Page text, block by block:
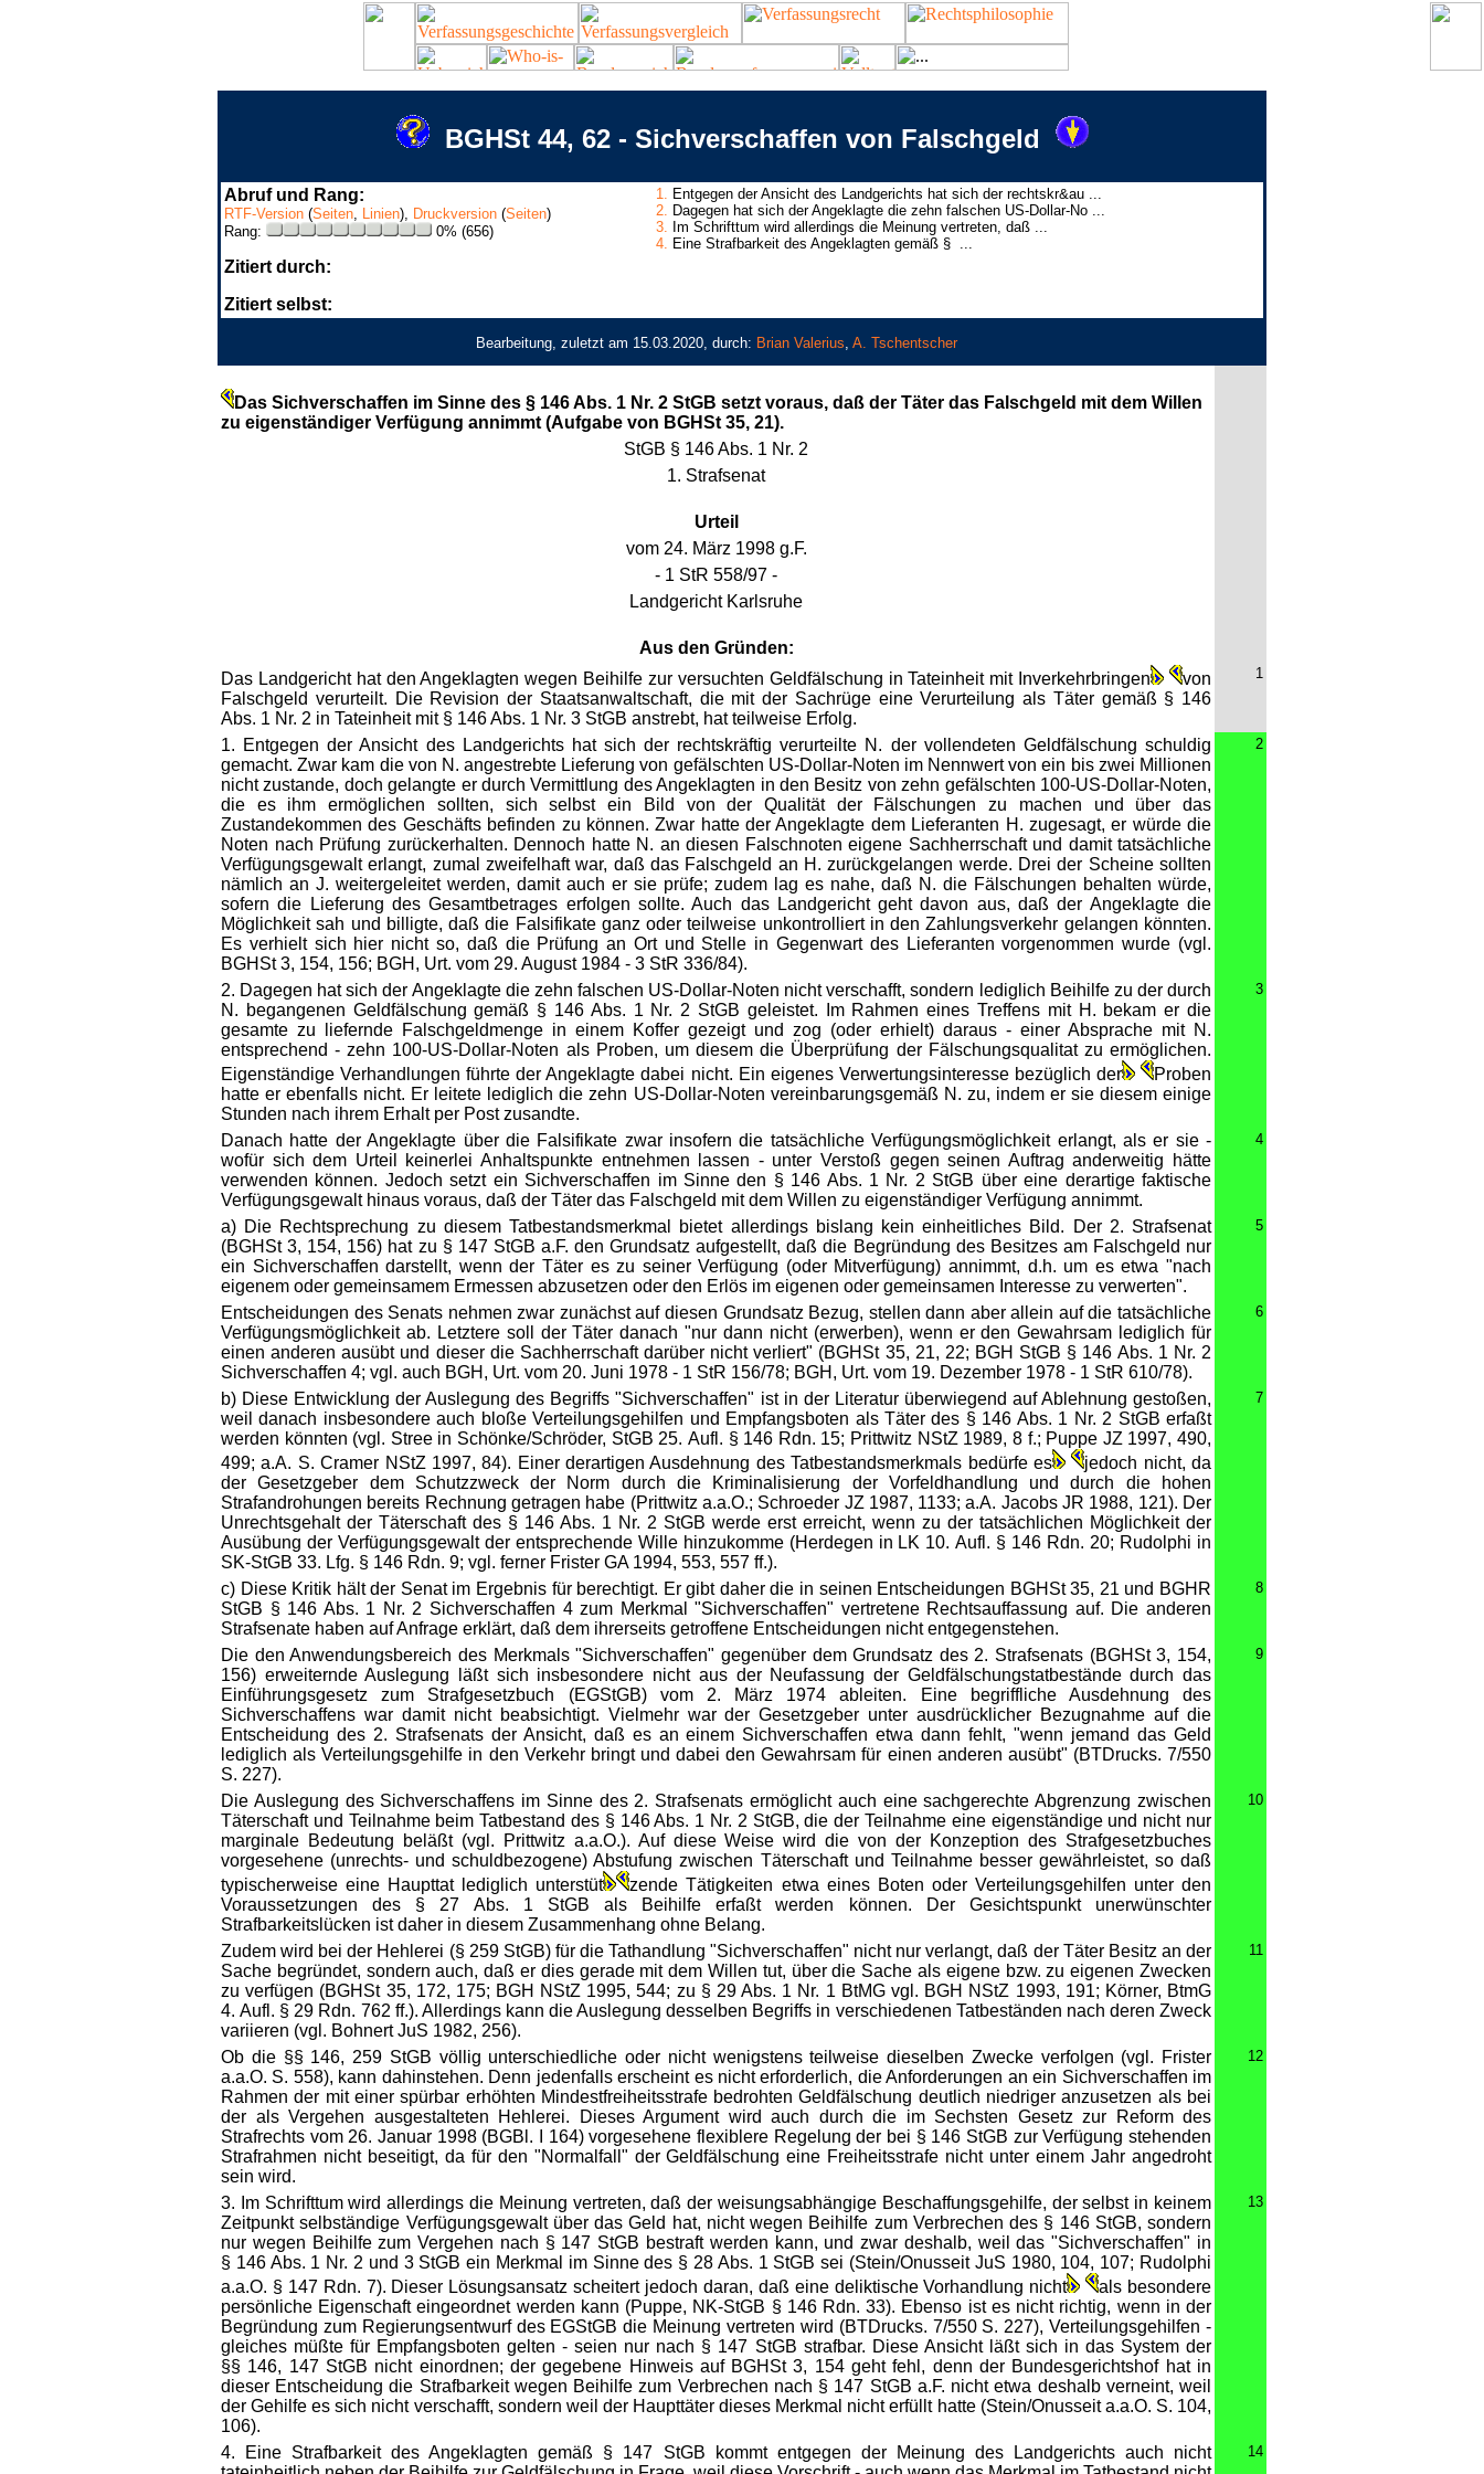
BGHSt 44, 62 - Sichverschaffen von Falschgeld
Abruf und Rang:
RTF-Version (Seiten, Linien), Druckversion (Seiten)
Rang:
0% (656)
Zitiert durch:
Zitiert selbst:
1. Entgegen der Ansicht des Landgerichts hat sich der rechtskr&au ...
2. Dagegen hat sich der Angeklagte die zehn falschen US-Dollar-No ...
3. Im Schrifttum wird allerdings die Meinung vertreten, daß ...
4. Eine Strafbarkeit des Angeklagten gemäß § ...
Bearbeitung, zuletzt am 15.03.2020, durch: Brian Valerius, A. Tschentscher
Das Sichverschaffen im Sinne des § 146 Abs. 1 Nr. 2 StGB setzt voraus, daß der Täter das Falschgeld mit dem Willen
zu eigenständiger Verfügung annimmt (Aufgabe von BGHSt 35, 21).
StGB § 146 Abs. 1 Nr. 2
1. Strafsenat
Urteil
vom 24. März 1998 g.F.
- 1 StR 558/97 -
Landgericht Karlsruhe
Aus den Gründen:
Das Landgericht hat den Angeklagten wegen Beihilfe zur versuchten Geldfälschung in Tateinheit mit Inverkehrbringen
von
Falschgeld verurteilt. Die Revision der Staatsanwaltschaft, die mit der Sachrüge eine Verurteilung als Täter gemäß § 146
Abs. 1 Nr. 2 in Tateinheit mit § 146 Abs. 1 Nr. 3 StGB anstrebt, hat teilweise Erfolg.
1
1. Entgegen der Ansicht des Landgerichts hat sich der rechtskräftig verurteilte N. der vollendeten Geldfälschung schuldig
gemacht. Zwar kam die von N. angestrebte Lieferung von gefälschten US-Dollar-Noten im Nennwert von ein bis zwei Millionen
nicht zustande, doch gelangte er durch Vermittlung des Angeklagten in den Besitz von zehn gefälschten 100-US-Dollar-Noten,
die es ihm ermöglichen sollten, sich selbst ein Bild von der Qualität der Fälschungen zu machen und über das
Zustandekommen des Geschäfts befinden zu können. Zwar hatte der Angeklagte dem Lieferanten H. zugesagt, er würde die
Noten nach Prüfung zurückerhalten. Dennoch hatte N. an diesen Falschnoten eigene Sachherrschaft und damit tatsächliche
Verfügungsgewalt erlangt, zumal zweifelhaft war, daß das Falschgeld an H. zurückgelangen werde. Drei der Scheine sollten
nämlich an J. weitergeleitet werden, damit auch er sie prüfe; zudem lag es nahe, daß N. die Fälschungen behalten würde,
sofern die Lieferung des Gesamtbetrages erfolgen sollte. Auch das Landgericht geht davon aus, daß der Angeklagte die
Möglichkeit sah und billigte, daß die Falsifikate ganz oder teilweise unkontrolliert in den Zahlungsverkehr gelangen könnten.
Es verhielt sich hier nicht so, daß die Prüfung an Ort und Stelle in Gegenwart des Lieferanten vorgenommen wurde (vgl.
BGHSt 3, 154, 156; BGH, Urt. vom 29. August 1984 - 3 StR 336/84).
2
2. Dagegen hat sich der Angeklagte die zehn falschen US-Dollar-Noten nicht verschafft, sondern lediglich Beihilfe zu der durch
N. begangenen Geldfälschung gemäß § 146 Abs. 1 Nr. 2 StGB geleistet. Im Rahmen eines Treffens mit H. bekam er die
gesamte zu liefernde Falschgeldmenge in einem Koffer gezeigt und zog (oder erhielt) daraus - einer Absprache mit N.
entsprechend - zehn 100-US-Dollar-Noten als Proben, um diesem die Überprüfung der Fälschungsqualitat zu ermöglichen.
Eigenständige Verhandlungen führte der Angeklagte dabei nicht. Ein eigenes Verwertungsinteresse bezüglich der
Proben
hatte er ebenfalls nicht. Er leitete lediglich die zehn US-Dollar-Noten vereinbarungsgemäß N. zu, indem er sie diesem einige
Stunden nach ihrem Erhalt per Post zusandte.
3
Danach hatte der Angeklagte über die Falsifikate zwar insofern die tatsächliche Verfügungsmöglichkeit erlangt, als er sie -
wofür sich dem Urteil keinerlei Anhaltspunkte entnehmen lassen - unter Verstoß gegen seinen Auftrag anderweitig hätte
verwenden können. Jedoch setzt ein Sichverschaffen im Sinne den § 146 Abs. 1 Nr. 2 StGB über eine derartige faktische
Verfügungsgewalt hinaus voraus, daß der Täter das Falschgeld mit dem Willen zu eigenständiger Verfügung annimmt.
4
a) Die Rechtsprechung zu diesem Tatbestandsmerkmal bietet allerdings bislang kein einheitliches Bild. Der 2. Strafsenat
(BGHSt 3, 154, 156) hat zu § 147 StGB a.F. den Grundsatz aufgestellt, daß die Begründung des Besitzes am Falschgeld nur
ein Sichverschaffen darstellt, wenn der Täter es zu seiner Verfügung (oder Mitverfügung) annimmt, d.h. um es etwa "nach
eigenem oder gemeinsamem Ermessen abzusetzen oder den Erlös im eigenen oder gemeinsamen Interesse zu verwerten".
5
Entscheidungen des Senats nehmen zwar zunächst auf diesen Grundsatz Bezug, stellen dann aber allein auf die tatsächliche
Verfügungsmöglichkeit ab. Letztere soll der Täter danach "nur dann nicht (erwerben), wenn er den Gewahrsam lediglich für
einen anderen ausübt und dieser die Sachherrschaft darüber nicht verliert" (BGHSt 35, 21, 22; BGH StGB § 146 Abs. 1 Nr. 2
Sichverschaffen 4; vgl. auch BGH, Urt. vom 20. Juni 1978 - 1 StR 156/78; BGH, Urt. vom 19. Dezember 1978 - 1 StR 610/78).
6
b) Diese Entwicklung der Auslegung des Begriffs "Sichverschaffen" ist in der Literatur überwiegend auf Ablehnung gestoßen,
weil danach insbesondere auch bloße Verteilungsgehilfen und Empfangsboten als Täter des § 146 Abs. 1 Nr. 2 StGB erfaßt
werden könnten (vgl. Stree in Schönke/Schröder, StGB 25. Aufl. § 146 Rdn. 15; Prittwitz NStZ 1989, 8 f.; Puppe JZ 1997, 490,
499; a.A. S. Cramer NStZ 1997, 84). Einer derartigen Ausdehnung des Tatbestandsmerkmals bedürfe es
jedoch nicht, da
der Gesetzgeber dem Schutzzweck der Norm durch die Kriminalisierung der Vorfeldhandlung und durch die hohen
Strafandrohungen bereits Rechnung getragen habe (Prittwitz a.a.O.; Schroeder JZ 1987, 1133; a.A. Jacobs JR 1988, 121). Der
Unrechtsgehalt der Täterschaft des § 146 Abs. 1 Nr. 2 StGB werde erst erreicht, wenn zu der tatsächlichen Möglichkeit der
Ausübung der Verfügungsgewalt der entsprechende Wille hinzukomme (Herdegen in LK 10. Aufl. § 146 Rdn. 20; Rudolphi in
SK-StGB 33. Lfg. § 146 Rdn. 9; vgl. ferner Frister GA 1994, 553, 557 ff.).
7
c) Diese Kritik hält der Senat im Ergebnis für berechtigt. Er gibt daher die in seinen Entscheidungen BGHSt 35, 21 und BGHR
StGB § 146 Abs. 1 Nr. 2 Sichverschaffen 4 zum Merkmal "Sichverschaffen" vertretene Rechtsauffassung auf. Die anderen
Strafsenate haben auf Anfrage erklärt, daß dem ihrerseits getroffene Entscheidungen nicht entgegenstehen.
8
Die den Anwendungsbereich des Merkmals "Sichverschaffen" gegenüber dem Grundsatz des 2. Strafsenats (BGHSt 3, 154,
156) erweiternde Auslegung läßt sich insbesondere nicht aus der Neufassung der Geldfälschungstatbestände durch das
Einführungsgesetz zum Strafgesetzbuch (EGStGB) vom 2. März 1974 ableiten. Eine begriffliche Ausdehnung des
Sichverschaffens war damit nicht beabsichtigt. Vielmehr war der Gesetzgeber unter ausdrücklicher Bezugnahme auf die
Entscheidung des 2. Strafsenats der Ansicht, daß es an einem Sichverschaffen etwa dann fehlt, "wenn jemand das Geld
lediglich als Verteilungsgehilfe in den Verkehr bringt und dabei den Gewahrsam für einen anderen ausübt" (BTDrucks. 7/550
S. 227).
9
Die Auslegung des Sichverschaffens im Sinne des 2. Strafsenats ermöglicht auch eine sachgerechte Abgrenzung zwischen
Täterschaft und Teilnahme beim Tatbestand des § 146 Abs. 1 Nr. 2 StGB, die der Teilnahme eine eigenständige und nicht nur
marginale Bedeutung beläßt (vgl. Prittwitz a.a.O.). Auf diese Weise wird die von der Konzeption des Strafgesetzbuches
vorgesehene (unrechts- und schuldbezogene) Abstufung zwischen Täterschaft und Teilnahme besser gewährleistet, so daß
typischerweise eine Haupttat lediglich unterstüt
zende Tätigkeiten etwa eines Boten oder Verteilungsgehilfen unter den
Voraussetzungen des § 27 Abs. 1 StGB als Beihilfe erfaßt werden können. Der Gesichtspunkt unerwünschter
Strafbarkeitslücken ist daher in diesem Zusammenhang ohne Belang.
10
Zudem wird bei der Hehlerei (§ 259 StGB) für die Tathandlung "Sichverschaffen" nicht nur verlangt, daß der Täter Besitz an der
Sache begründet, sondern auch, daß er dies gerade mit dem Willen tut, über die Sache als eigene bzw. zu eigenen Zwecken
zu verfügen (BGHSt 35, 172, 175; BGH NStZ 1995, 544; zu § 29 Abs. 1 Nr. 1 BtMG vgl. BGH NStZ 1993, 191; Körner, BtmG
4. Aufl. § 29 Rdn. 762 ff.). Allerdings kann die Auslegung desselben Begriffs in verschiedenen Tatbeständen nach deren Zweck
variieren (vgl. Bohnert JuS 1982, 256).
11
Ob die §§ 146, 259 StGB völlig unterschiedliche oder nicht wenigstens teilweise dieselben Zwecke verfolgen (vgl. Frister
a.a.O. S. 558), kann dahinstehen. Denn jedenfalls erscheint es nicht erforderlich, die Anforderungen an ein Sichverschaffen im
Rahmen der mit einer spürbar erhöhten Mindestfreiheitsstrafe bedrohten Geldfälschung deutlich niedriger anzusetzen als bei
der als Vergehen ausgestalteten Hehlerei. Dieses Argument wird auch durch die im Sechsten Gesetz zur Reform des
Strafrechts vom 26. Januar 1998 (BGBl. I 164) vorgesehene flexiblere Regelung der bei § 146 StGB zur Verfügung stehenden
Strafrahmen nicht beseitigt, da für den "Normalfall" der Geldfälschung eine Freiheitsstrafe nicht unter einem Jahr angedroht
sein wird.
12
3. Im Schrifttum wird allerdings die Meinung vertreten, daß der weisungsabhängige Beschaffungsgehilfe, der selbst in keinem
Zeitpunkt selbständige Verfügungsgewalt über das Geld hat, nicht wegen Beihilfe zum Verbrechen des § 146 StGB, sondern
nur wegen Beihilfe zum Vergehen nach § 147 StGB bestraft werden kann, und zwar deshalb, weil das "Sichverschaffen" in
§ 146 Abs. 1 Nr. 2 und 3 StGB ein Merkmal im Sinne des § 28 Abs. 1 StGB sei (Stein/Onusseit JuS 1980, 104, 107; Rudolphi
a.a.O. § 147 Rdn. 7). Dieser Lösungsansatz scheitert jedoch daran, daß eine deliktische Vorhandlung nicht
als besondere
persönliche Eigenschaft eingeordnet werden kann (Puppe, NK-StGB § 146 Rdn. 33). Ebenso ist es nicht richtig, wenn in der
Begründung zum Regierungsentwurf des EGStGB die Meinung vertreten wird (BTDrucks. 7/550 S. 227), Verteilungsgehilfen -
gleiches müßte für Empfangsboten gelten - seien nur nach § 147 StGB strafbar. Diese Ansicht läßt sich in das System der
§§ 146, 147 StGB nicht einordnen; der gegebene Hinweis auf BGHSt 3, 154 geht fehl, denn der Bundesgerichtshof hat in
dieser Entscheidung die Strafbarkeit wegen Beihilfe zum Verbrechen nach § 147 StGB a.F. nicht etwa deshalb verneint, weil
der Gehilfe es sich nicht verschafft, sondern weil der Haupttäter dieses Merkmal nicht erfüllt hatte (Stein/Onusseit a.a.O. S. 104,
106).
13
4. Eine Strafbarkeit des Angeklagten gemäß § 147 StGB kommt entgegen der Meinung des Landgerichts auch nicht
14